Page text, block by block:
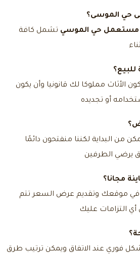
حي الموسى؟
مستعمل حي الموسي تشمل كافة
الأثاث مملوكا لك قانونيا وأن يكون
أو تجديده
البداية لكننا منفتحون دائمًا
يرضي الطرفين
مجانا؟
في موقعك وتقديم عرض السعر تتم
التزامات عليك
فوري عند الاتفاق ويمكن ترتيب طرق